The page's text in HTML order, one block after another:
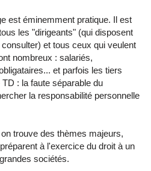
est éminemment pratique. Il est
les "dirigeants" (qui disposent
et tous ceux qui veulent
nombreux : salariés,
et parfois les tiers
: la faute séparable du
la responsabilité personnelle
trouve des thèmes majeurs,
à l'exercice du droit à un
sociétés.